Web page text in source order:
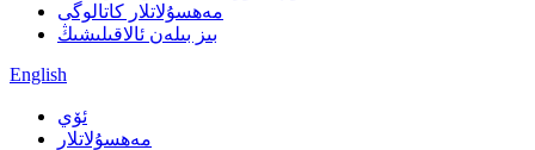
مەھسۇلاتلار كاتالوگى
بىز بىلەن ئالاقىلىشىڭ
English
ئۆي
مەھسۇلاتلار